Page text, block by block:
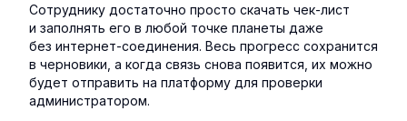
Сотруднику достаточно просто скачать чек-лист
и заполнять его в любой точке планеты даже
без интернет-соединения. Весь прогресс сохранится
в черновики, а когда связь снова появится, их можно
будет отправить на платформу для проверки
администратором.